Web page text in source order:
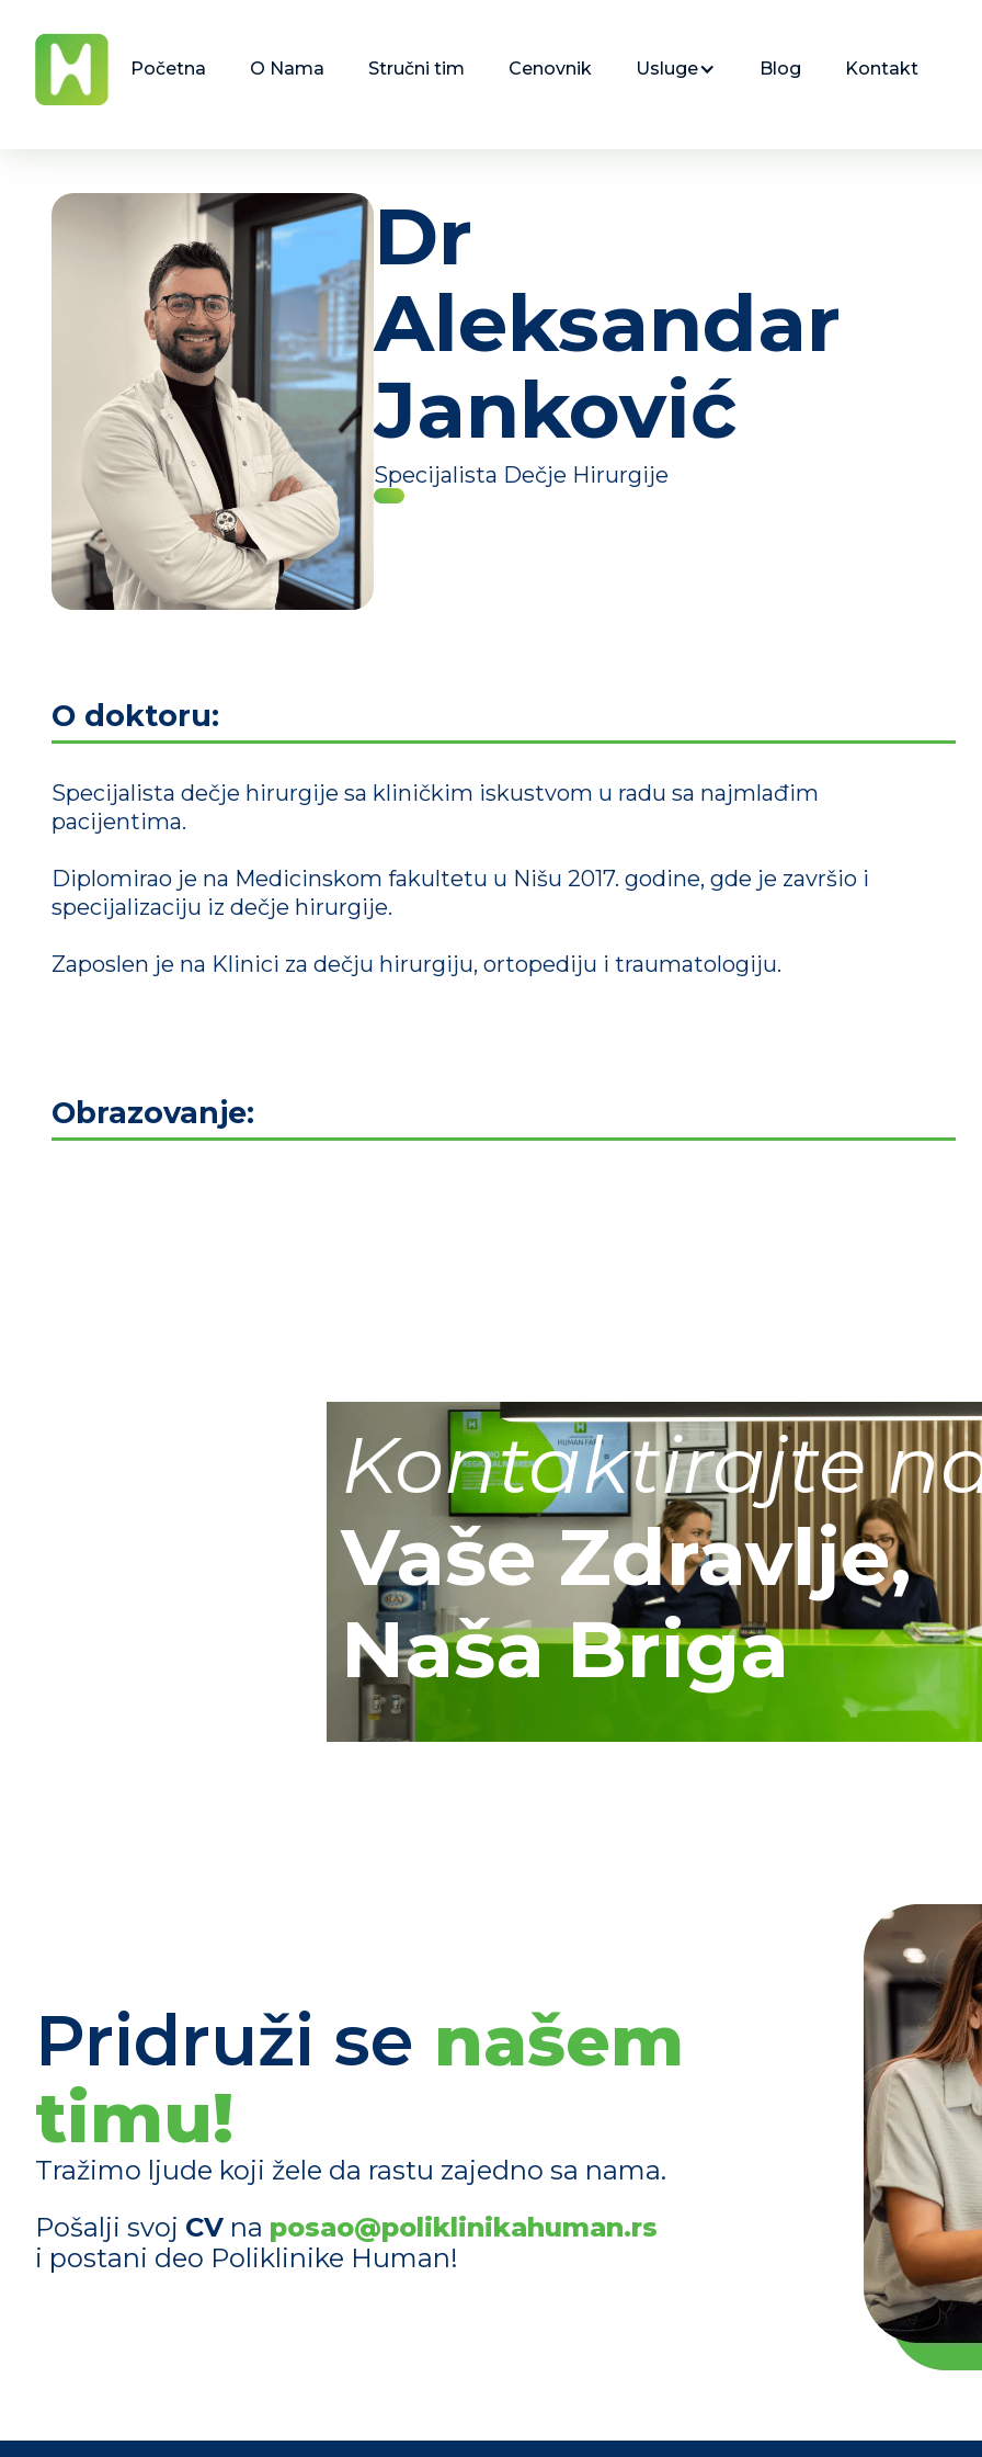
Početna O Nama Stručni tim Cenovnik Usluge Blog Kontakt
Dr
Aleksandar
Janković
Specijalista Dečje Hirurgije
O doktoru:
Specijalista dečje hirurgije sa kliničkim iskustvom u radu sa najmlađim
pacijentima.
Diplomirao je na Medicinskom fakultetu u Nišu 2017. godine, gde je završio i
specijalizaciju iz dečje hirurgije.
Zaposlen je na Klinici za dečju hirurgiju, ortopediju i traumatologiju.
Obrazovanje:
Kontaktirajte
Vaše Zdravlje,
Naša Briga
Pridruži se našem
timu!
Tražimo ljude koji žele da rastu zajedno sa nama.
Pošalji svoj CV na posao@poliklinikahuman.rs
i postani deo Poliklinike Human!